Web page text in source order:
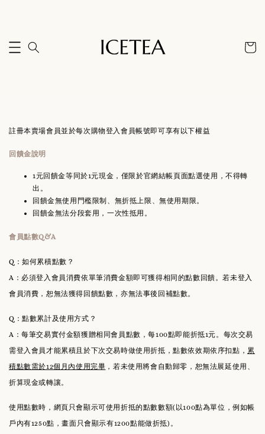
註冊本賣場會員並於每次購物登入會員帳號即可享有以下權益
回饋金說明
1元回饋金等同於1元現金，僅限於官網結帳頁面點選使用，不得轉
出。
回饋金無使用門檻限制、無折抵上限、無使用期限。
回饋金無法分段套用，一次性抵用。
會員點數Q&A
Q：如何累積點數？
A：必須登入會員消費依單筆消費金額即可獲得相同的點數回饋。若未登入
會員消費，恕無法獲得回饋點數，亦無法事後回補點數。
Q：點數累計及使用方式？
A：每筆交易實付金額獲贈相同會員點數，每100點即能折抵1元。每次交易
需登入會員才能累積且於下次交易時做使用折抵，點數依效期依序扣點， 累
積點數需於12個月內使用完畢 ，若未使用將會自動歸零，恕無法展延使用、
折算現金或轉讓。
使用點數時，網頁只會顯示可使用折抵的點數數額(以100點為單位，例如帳
戶內有1250點，畫面只會顯示有1200點能做折抵)。